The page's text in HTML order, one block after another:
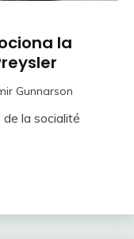
la
Gunnarson
de la socialité